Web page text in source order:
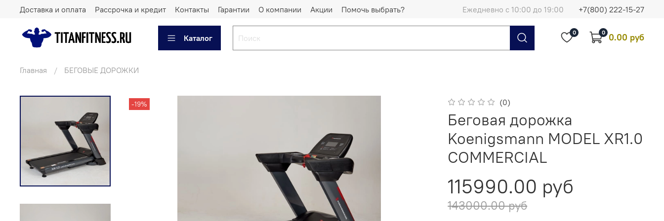
Доставка и оплата Рассрочка и кредит Контакты Гарантии О компании Акции Помочь выбрать? Ежедневно с 10:00 до 19:00 +7(800) 222-15-27
Каталог
0 0 0.00 руб
Главная БЕГОВЫЕ ДОРОЖКИ
-19% (0)
Беговая дорожка
Koenigsmann MODEL XR1.0
COMMERCIAL
115990.00 руб
143000.00 руб